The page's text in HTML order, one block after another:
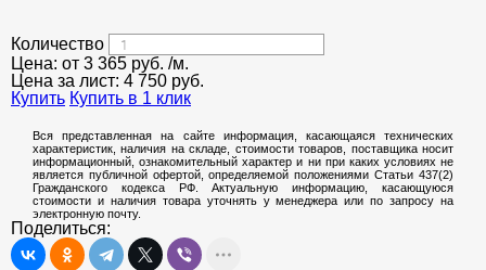
Количество
Цена: от 3 365 руб. /м.
Цена за лист: 4 750 руб.
Купить Купить в 1 клик
Вся представленная на сайте информация, касающаяся технических
характеристик, наличия на складе, стоимости товаров, поставщика носит
информационный, ознакомительный характер и ни при каких условиях не
является публичной офертой, определяемой положениями Статьи 437(2)
Гражданского кодекса РФ. Актуальную информацию, касающуюся
стоимости и наличия товара уточнять у менеджера или по запросу на
электронную почту.
Поделиться: